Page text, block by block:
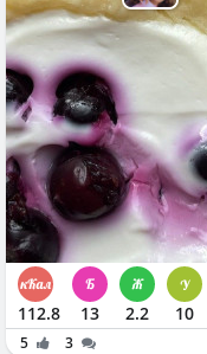
112.8 13 2.2 10
5 3